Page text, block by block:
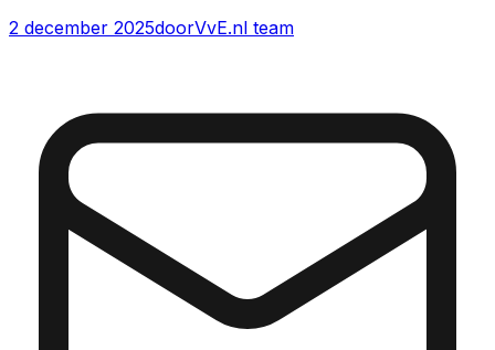
2 december 2025doorVvE.nl team